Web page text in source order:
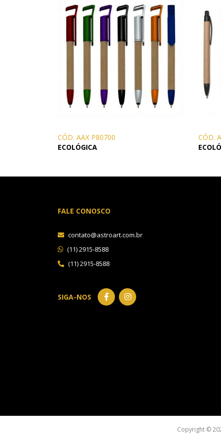
CÓD. AAX P80700
ECOLÓGICA
CÓD.
FALE CONOSCO
contato@astroart.com.br
(11) 2915-8588
(11) 2915-8588
SIGA-NOS
Copyright ©